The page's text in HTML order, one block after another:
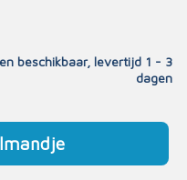
beschikbaar, levertijd 1 - 3
dagen